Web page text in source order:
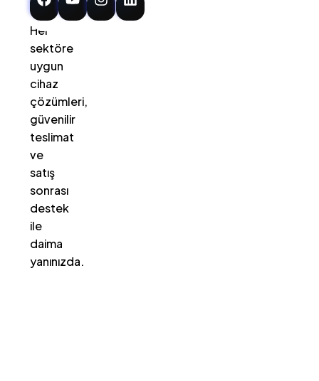
–
Her
sektöre
uygun
cihaz
çözümleri,
güvenilir
teslimat
ve
satış
sonrası
destek
ile
daima
yanınızda.